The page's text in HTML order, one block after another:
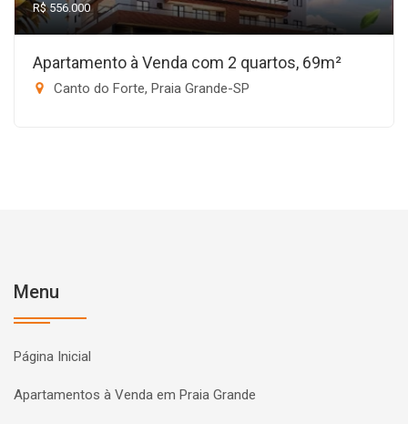
R$ 556.000
Apartamento à Venda com 2 quartos, 69m²
Canto do Forte, Praia Grande-SP
Menu
Página Inicial
Apartamentos à Venda em Praia Grande